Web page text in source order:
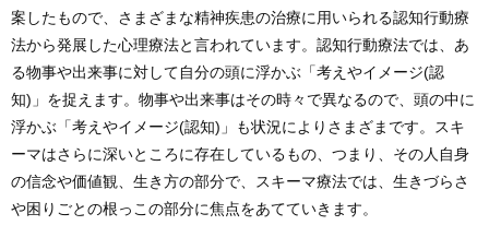
案したもので、さまざまな精神疾患の治療に用いられる認知行動療
法から発展した心理療法と言われています。認知行動療法では、あ
る物事や出来事に対して自分の頭に浮かぶ「考えやイメージ(認
知)」を捉えます。物事や出来事はその時々で異なるので、頭の中に
浮かぶ「考えやイメージ(認知)」も状況によりさまざまです。スキ
ーマはさらに深いところに存在しているもの、つまり、その人自身
の信念や価値観、生き方の部分で、スキーマ療法では、生きづらさ
や困りごとの根っこの部分に焦点をあてていきます。